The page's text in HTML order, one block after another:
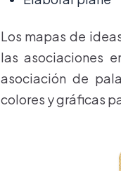
Los mapas de
las asociaciones
asociación de
colores y gráficas